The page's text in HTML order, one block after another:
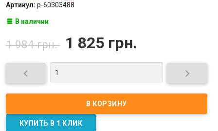
Артикул: p-60303488
В наличии
1 984 грн. 1 825 грн.
 